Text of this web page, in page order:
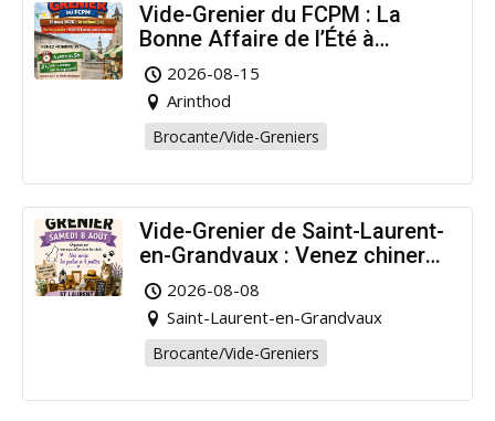
Vide-Grenier du FCPM : La
Bonne Affaire de l’Été à
Arinthod !
2026-08-15
Arinthod
Brocante/Vide-Greniers
Vide-Grenier de Saint-Laurent-
en-Grandvaux : Venez chiner
pour la bonne cause !
2026-08-08
Saint-Laurent-en-Grandvaux
Brocante/Vide-Greniers